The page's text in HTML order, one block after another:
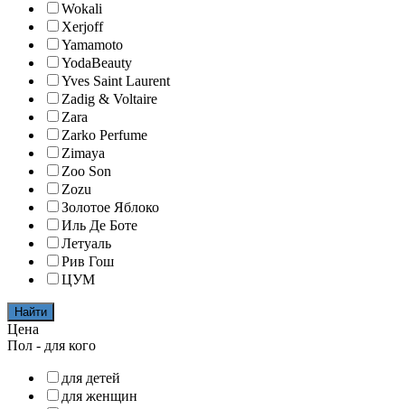
Wokali
Xerjoff
Yamamoto
YodaBeauty
Yves Saint Laurent
Zadig & Voltaire
Zara
Zarko Perfume
Zimaya
Zoo Son
Zozu
Золотое Яблоко
Иль Де Боте
Летуаль
Рив Гош
ЦУМ
Найти
Цена
Пол - для кого
для детей
для женщин